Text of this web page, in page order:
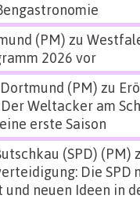
(PM) zu
2026 vor
(PM) zu
Weltacker am
erste Saison
(SPD) (PM)
Die SPD
neuen Ideen in